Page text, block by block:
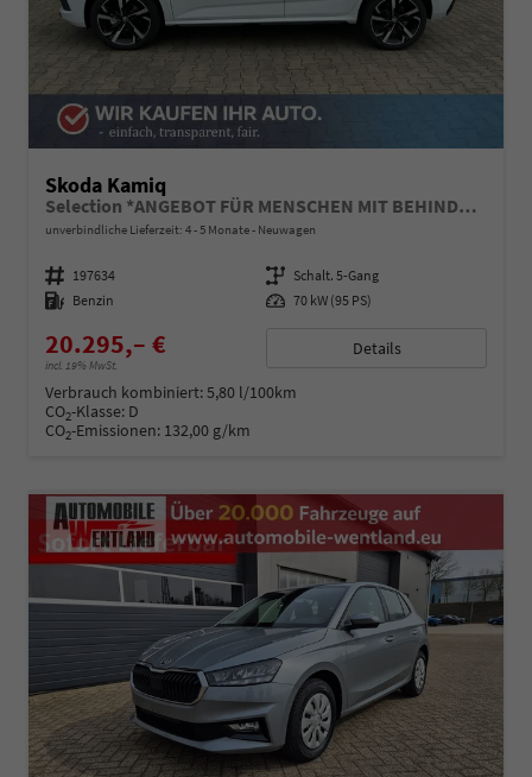
Skoda Kamiq
Selection *ANGEBOT FÜR MENSCHEN MIT BEHINDERUNG AB 50%! 1.0 TSI 95PS, Klimaanlage, Sitzheizung, Parksensoren hinten, LED-Scheinwerfer, Tempomat, Infotainment 8", Virtual Cockpit Nebelscheinwerfer, Dachreling
unverbindliche Lieferzeit: 4 - 5 Monate Neuwagen
Fahrzeugnummer 197634 Getriebe Schalt. 5-Gang
Kraftstoff Benzin Leistung 70 kW (95 PS)
20.295,– €
incl. 19% MwSt.
Details
Verbrauch kombiniert:5,80 l/100km
CO2-Klasse: D
CO2-Emissionen: 132,00 g/km